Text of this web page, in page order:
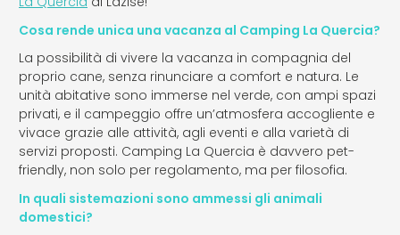
Cosa rende unica una vacanza al Camping La Quercia?
La possibilità di vivere la vacanza in compagnia del
proprio cane, senza rinunciare a comfort e natura. Le
unità abitative sono immerse nel verde, con ampi spazi
privati, e il campeggio offre un’atmosfera accogliente e
vivace grazie alle attività, agli eventi e alla varietà di
servizi proposti. Camping La Quercia è davvero pet-
friendly, non solo per regolamento, ma per filosofia.
In quali sistemazioni sono ammessi gli animali
domestici?